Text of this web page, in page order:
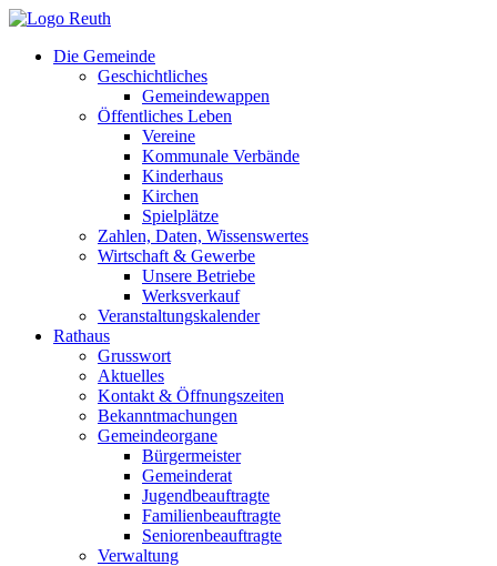
Zum
springenDie Gemeinde
Geschichtliches
Gemeindewappen
Öffentliches Leben
Vereine
Kommunale Verbände
Kinderhaus
Kirchen
Spielplätze
Zahlen, Daten, Wissenswertes
Wirtschaft & Gewerbe
Unsere Betriebe
Werksverkauf
Veranstaltungskalender
Rathaus
Grusswort
Aktuelles
Kontakt & Öffnungszeiten
Bekanntmachungen
Gemeindeorgane
Bürgermeister
Gemeinderat
Jugendbeauftragte
Familienbeauftragte
Seniorenbeauftragte
Verwaltung